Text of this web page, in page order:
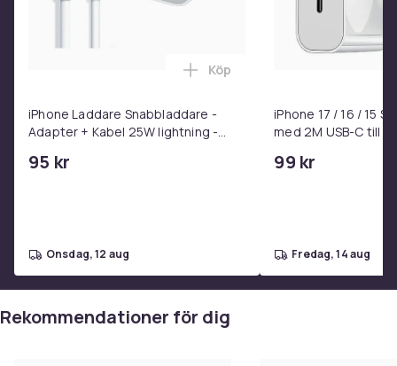
iPhone Laddare Snabbladdare -
Adapter + Kabel 25W lightning -
95 kr
Lägg till iPhone Laddare
Köp
onsdag, 12 aug
iPhone 17 / 16 / 15
med 2M USB-C till
99 kr
fredag, 14 aug
Rekommendationer för dig